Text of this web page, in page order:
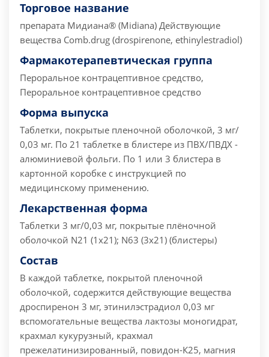
Торговое название
препарата Мидиана® (Midiana) Действующие
вещества Comb.drug (drospirenone, ethinylestradiol)
Фармакотерапевтическая группа
Пероральное контрацептивное средство,
Пероральное контрацептивное средство
Форма выпуска
Таблетки, покрытые пленочной оболочкой, 3 мг/
0,03 мг. По 21 таблетке в блистере из ПВХ/ПВДХ -
алюминиевой фольги. По 1 или 3 блистера в
картонной коробке с инструкцией по
медицинскому применению.
Лекарственная форма
Таблетки 3 мг/0,03 мг, покрытые плёночной
оболочкой N21 (1x21); N63 (3x21) (блистеры)
Состав
В каждой таблетке, покрытой пленочной
оболочкой, содержится действующие вещества
дроспиренон 3 мг, этинилэстрадиол 0,03 мг
вспомогательные вещества лактозы моногидрат,
крахмал кукурузный, крахмал
прежелатинизированный, повидон-К25, магния